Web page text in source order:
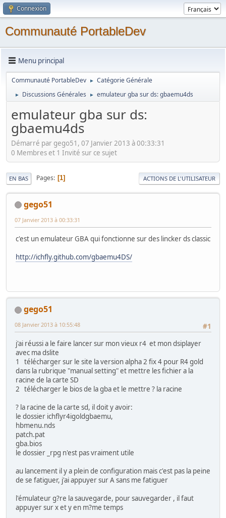
Connexion
Communauté PortableDev
Menu principal
Communauté PortableDev ► Catégorie Générale
► Discussions Générales ► emulateur gba sur ds: gbaemu4ds
emulateur gba sur ds:
gbaemu4ds
Démarré par gego51, 07 Janvier 2013 à 00:33:31
0 Membres et 1 Invité sur ce sujet
EN BAS Pages 1 ACTIONS DE L'UTILISATEUR
gego51
07 Janvier 2013 à 00:33:31
c'est un emulateur GBA qui fonctionne sur des lincker ds classic
http://ichfly.github.com/gbaemu4DS/
gego51
#1
08 Janvier 2013 à 10:55:48
j'ai réussi a le faire lancer sur mon vieux r4 et mon dsiplayer
avec ma dslite
1 télécharger sur le site la version alpha 2 fix 4 pour R4 gold
dans la rubrique "manual setting" et mettre les fichier a la
racine de la carte SD
2 télécharger le bios de la gba et le mettre ? la racine
? la racine de la carte sd, il doit y avoir:
le dossier ichflyr4igoldgbaemu,
hbmenu.nds
patch.pat
gba.bios
le dossier _rpg n'est pas vraiment utile
au lancement il y a plein de configuration mais c'est pas la peine
de se fatiguer, j'ai appuyer sur A sans me fatiguer
l'émulateur g?re la sauvegarde, pour sauvegarder , il faut
appuyer sur x et y en m?me temps